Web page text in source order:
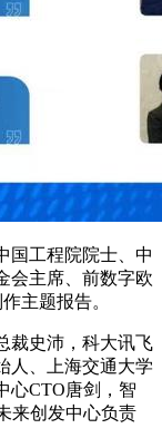
工程院院士、中
会主席、前数字欧
主题报告。
史沛，科大讯飞
人、上海交通大学
心CTO唐剑，智
来创发中心负责